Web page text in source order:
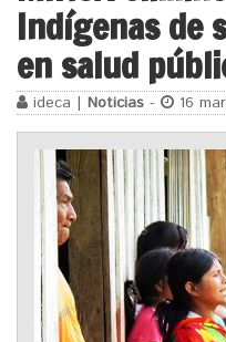
Indígenas de
en salud
ideca | Noticias - 16